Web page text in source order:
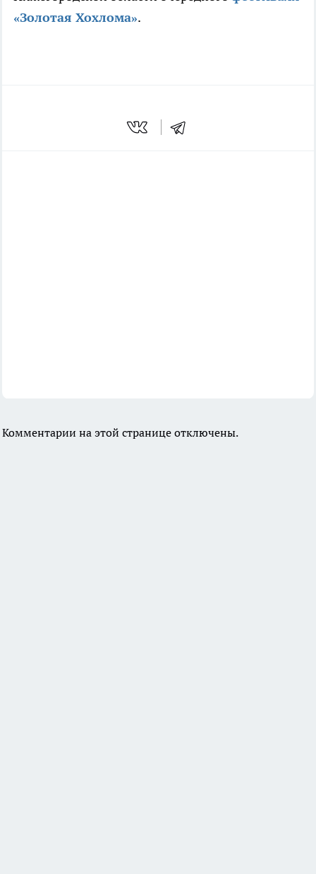
«Золотая Хохлома».
Комментарии на этой странице отключены.